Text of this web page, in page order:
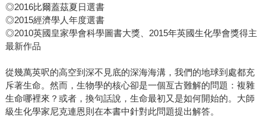
◎2016比爾蓋茲夏日選書
◎2015經濟學人年度選書
◎2010英國皇家學會科學圖書大獎、2015年英國生化學會獎得主
最新作品
從幾萬英呎的高空到深不見底的深海海溝，我們的地球到處都充
斥著生命。然而，生物學的核心卻是一個亙古難解的問題：複雜
生命哪裡來？或者，換句話說，生命最初又是如何開始的。大師
級生化學家尼克連恩則在本書中針對此問題提出解答。